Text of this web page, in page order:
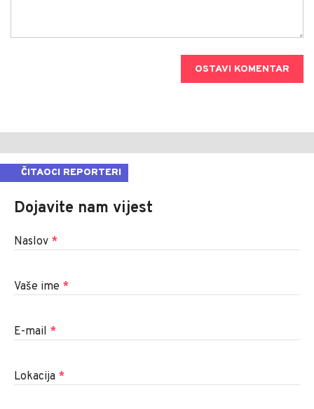
OSTAVI KOMENTAR
ČITAOCI REPORTERI
Dojavite nam vijest
Naslov *
Vaše ime *
E-mail *
Lokacija *